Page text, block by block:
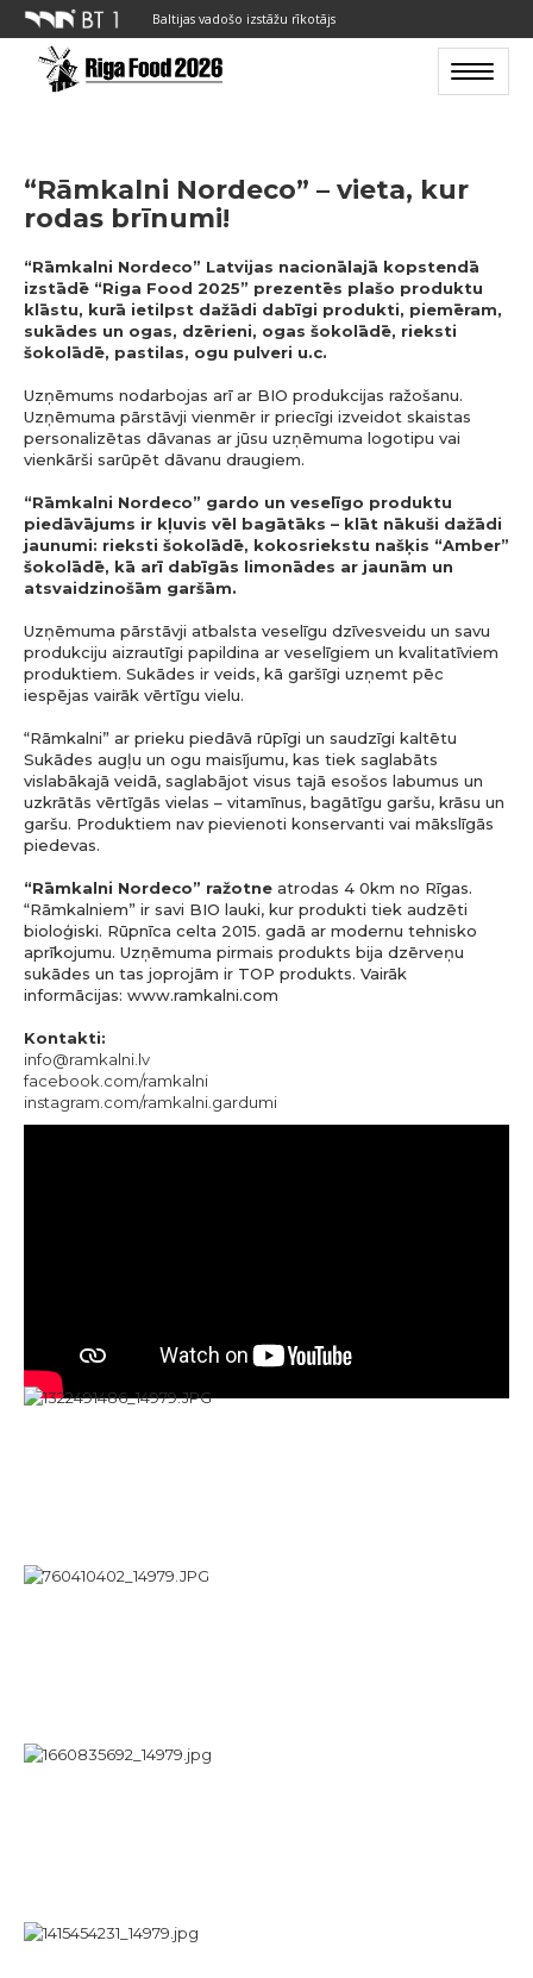
Baltijas vadošo izstāžu rīkotājs
Toggle
“Rāmkalni Nordeco” – vieta, kur
rodas brīnumi!
“Rāmkalni Nordeco” Latvijas nacionālajā kopstendā
izstādē “Riga Food 2025” prezentēs plašo produktu
klāstu, kurā ietilpst dažādi dabīgi produkti, piemēram,
sukādes un ogas, dzērieni, ogas šokolādē, rieksti
šokolādē, pastilas, ogu pulveri u.c.
Uzņēmums nodarbojas arī ar BIO produkcijas ražošanu.
Uzņēmuma pārstāvji vienmēr ir priecīgi izveidot skaistas
personalizētas dāvanas ar jūsu uzņēmuma logotipu vai
vienkārši sarūpēt dāvanu draugiem.
“Rāmkalni Nordeco” gardo un veselīgo produktu
piedāvājums ir kļuvis vēl bagātāks – klāt nākuši dažādi
jaunumi: rieksti šokolādē, kokosriekstu našķis “Amber”
šokolādē, kā arī dabīgās limonādes ar jaunām un
atsvaidzinošām garšām.
Uzņēmuma pārstāvji atbalsta veselīgu dzīvesveidu un savu
produkciju aizrautīgi papildina ar veselīgiem un kvalitatīviem
produktiem. Sukādes ir veids, kā garšīgi uzņemt pēc
iespējas vairāk vērtīgu vielu.
“Rāmkalni” ar prieku piedāvā rūpīgi un saudzīgi kaltētu
Sukādes augļu un ogu maisījumu, kas tiek saglabāts
vislabākajā veidā, saglabājot visus tajā esošos labumus un
uzkrātās vērtīgās vielas – vitamīnus, bagātīgu garšu, krāsu un
garšu. Produktiem nav pievienoti konservanti vai mākslīgās
piedevas.
“Rāmkalni Nordeco” ražotne atrodas 4 0km no Rīgas.
“Rāmkalniem” ir savi BIO lauki, kur produkti tiek audzēti
bioloģiski. Rūpnīca celta 2015. gadā ar modernu tehnisko
aprīkojumu. Uzņēmuma pirmais produkts bija dzērveņu
sukādes un tas joprojām ir TOP produkts. Vairāk
informācijas: www.ramkalni.com
Kontakti:
info@ramkalni.lv
facebook.com/ramkalni
instagram.com/ramkalni.gardumi